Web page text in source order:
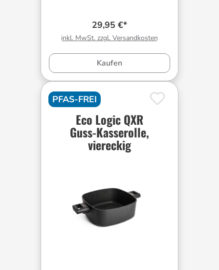
29,95 €*
inkl. MwSt. zzgl. Versandkosten
Kaufen
PFAS-FREI
Eco Logic QXR
Guss-Kasserolle,
viereckig